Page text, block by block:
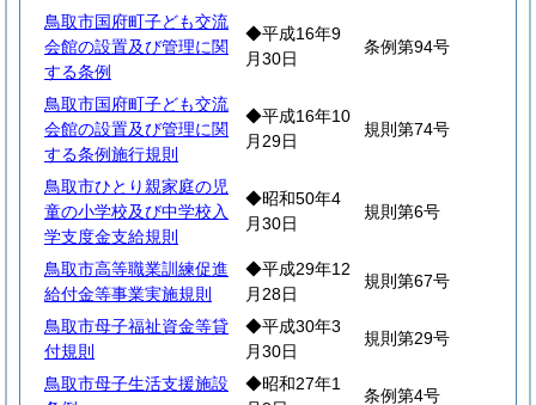
鳥取市国府町子ども交流
会館の設置及び管理に関
する条例
◆平成16年9
月30日
条例第94号
鳥取市国府町子ども交流
会館の設置及び管理に関
する条例施行規則
◆平成16年10
月29日
規則第74号
鳥取市ひとり親家庭の児
童の小学校及び中学校入
学支度金支給規則
◆昭和50年4
月30日
規則第6号
鳥取市高等職業訓練促進
給付金等事業実施規則
◆平成29年12
月28日
規則第67号
鳥取市母子福祉資金等貸
付規則
◆平成30年3
月30日
規則第29号
鳥取市母子生活支援施設
◆昭和27年1
条例第4号